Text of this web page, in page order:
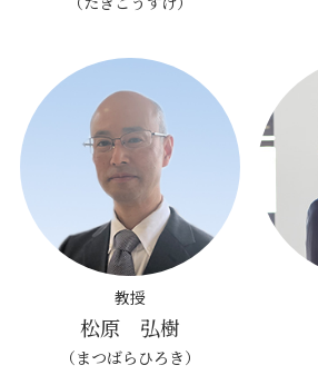
教授
松原 弘樹
（まつばらひろき）